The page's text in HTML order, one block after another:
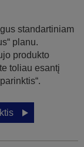
standartiniam
planu.
produkto
toliau esantį